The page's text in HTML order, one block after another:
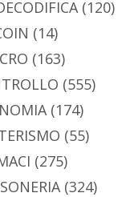
(120)
(14)
(163)
(555)
(174)
(55)
(275)
(324)